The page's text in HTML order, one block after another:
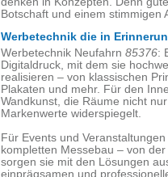
Botschaft und einem stimmigen
Werbetechnik die in
Werbetechnik Neufahrn 85376:
Digitaldruck, mit dem sie
realisieren – von klassischen
Plakaten und mehr. Für den
Wandkunst, die Räume nicht
Markenwerte widerspiegelt.
Für Events und
kompletten Messebau – von
sorgen sie mit den Lösungen
einprägsamen und